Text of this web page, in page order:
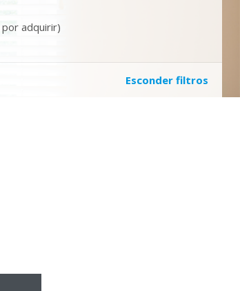
adquirir)
Esconder filtros